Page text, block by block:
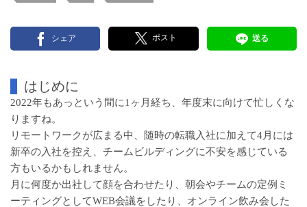
シェア ポスト 送る
はじめに
2022年もあっという間に1ヶ月経ち、年度末に向けて忙しくな
りますね。
リモートワークが広まる中、随時の転職入社に加えて4月には
新卒の入社を控え、チームビルディングに不安を感じている
方もいるかもしれません。
月に何度か出社して顔を合わせたり、朝会やチームの定例ミ
ーティングとしてWEB会議をしたり、オンライン飲み会した